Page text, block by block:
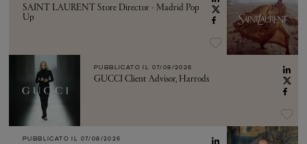
SAINT LAURENT Store Director - Madrid Pop
Up
PUBBLICATO IL 07/08/2026
GUCCI Client Advisor, Harrods
PUBBLICATO IL 07/08/2026